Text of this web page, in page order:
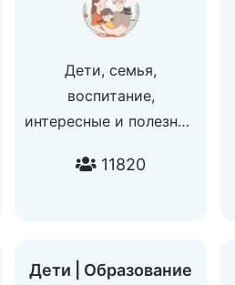
Дети, семья,
воспитание,
интересные и полезные
нами!
11820
Дети | Образование